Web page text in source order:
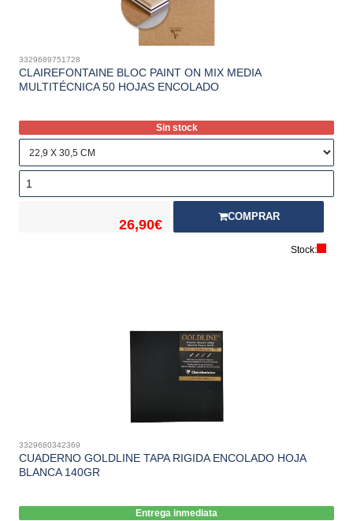
3329689751728
CLAIREFONTAINE BLOC PAINT ON MIX MEDIA
MULTITÉCNICA 50 HOJAS ENCOLADO
Sin stock
26,90€
COMPRAR
Stock:
3329680342369
CUADERNO GOLDLINE TAPA RIGIDA ENCOLADO HOJA
BLANCA 140GR
Entrega inmediata